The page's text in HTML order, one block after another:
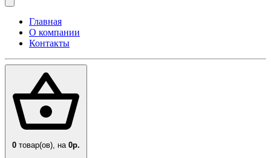
Главная
О компании
Контакты
0 товар(ов), на 0р.